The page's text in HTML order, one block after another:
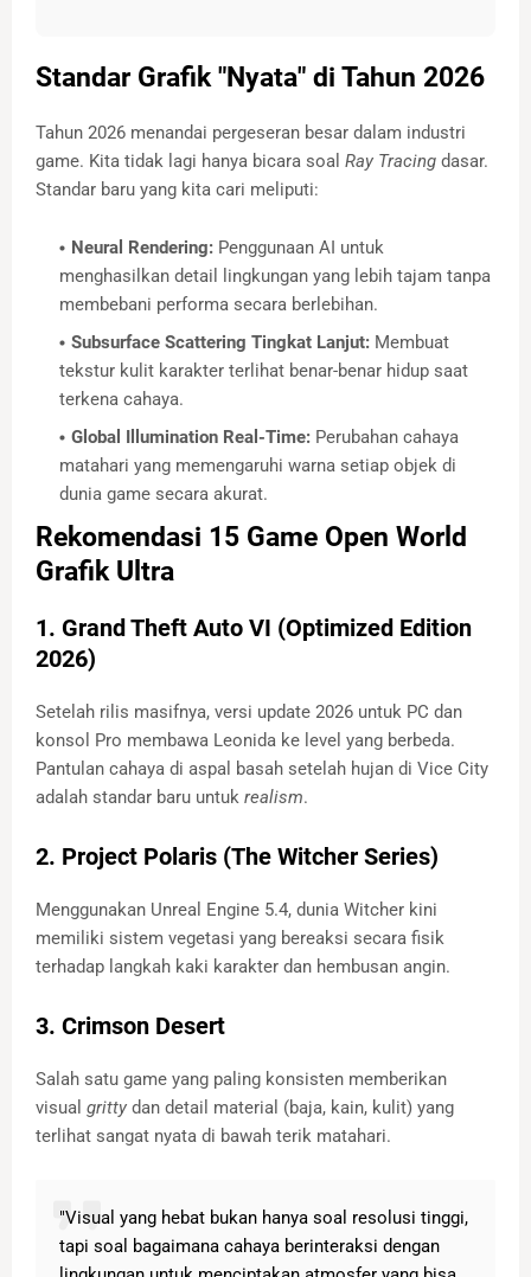
Standar Grafik "Nyata" di Tahun 2026
Tahun 2026 menandai pergeseran besar dalam industri
game. Kita tidak lagi hanya bicara soal Ray Tracing dasar.
Standar baru yang kita cari meliputi:
Neural Rendering: Penggunaan AI untuk
menghasilkan detail lingkungan yang lebih tajam tanpa
membebani performa secara berlebihan.
Subsurface Scattering Tingkat Lanjut: Membuat
tekstur kulit karakter terlihat benar-benar hidup saat
terkena cahaya.
Global Illumination Real-Time: Perubahan cahaya
matahari yang memengaruhi warna setiap objek di
dunia game secara akurat.
Rekomendasi 15 Game Open World
Grafik Ultra
1. Grand Theft Auto VI (Optimized Edition
2026)
Setelah rilis masifnya, versi update 2026 untuk PC dan
konsol Pro membawa Leonida ke level yang berbeda.
Pantulan cahaya di aspal basah setelah hujan di Vice City
adalah standar baru untuk realism.
2. Project Polaris (The Witcher Series)
Menggunakan Unreal Engine 5.4, dunia Witcher kini
memiliki sistem vegetasi yang bereaksi secara fisik
terhadap langkah kaki karakter dan hembusan angin.
3. Crimson Desert
Salah satu game yang paling konsisten memberikan
visual gritty dan detail material (baja, kain, kulit) yang
terlihat sangat nyata di bawah terik matahari.
"Visual yang hebat bukan hanya soal resolusi tinggi,
tapi soal bagaimana cahaya berinteraksi dengan